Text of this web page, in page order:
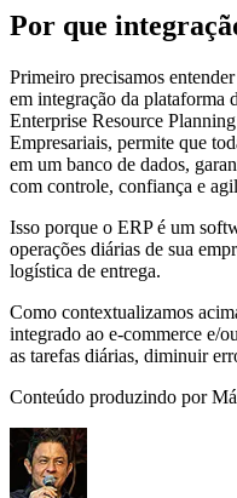
Por que
Primeiro precisamos
em integração da plataforma
Enterprise Resource
Empresariais, permite que
em um banco de dados,
com controle, confiança e
Isso porque o ERP é um
operações diárias de sua
logística de entrega.
Como contextualizamos
integrado ao e-commerce e/
as tarefas diárias, diminuir
Conteúdo produzindo por